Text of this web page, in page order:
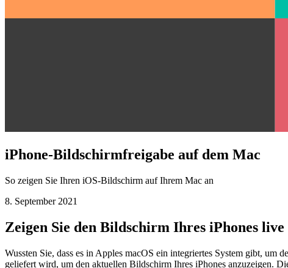
iPhone-Bildschirmfreigabe auf dem Mac
So zeigen Sie Ihren iOS-Bildschirm auf Ihrem Mac an
8. September 2021
Zeigen Sie den Bildschirm Ihres iPhones live